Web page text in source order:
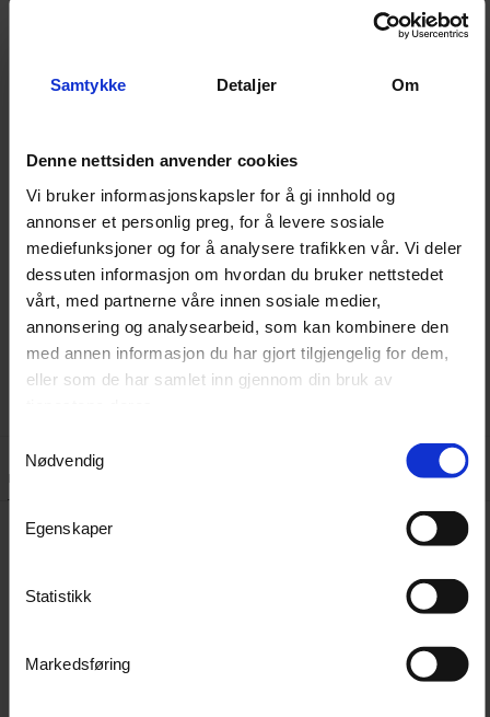
Samtykke Detaljer Om
Denne nettsiden anvender cookies
Vi bruker informasjonskapsler for å gi innhold og
annonser et personlig preg, for å levere sosiale
mediefunksjoner og for å analysere trafikken vår. Vi deler
dessuten informasjon om hvordan du bruker nettstedet
vårt, med partnerne våre innen sosiale medier,
annonsering og analysearbeid, som kan kombinere den
med annen informasjon du har gjort tilgjengelig for dem,
eller som de har samlet inn gjennom din bruk av
Nødvendig
Egenskaper
Statistikk
Markedsføring
1. Rist godt og sprøyt direkte på restene etter insekter,
du bruker den før en fullstendig vask av kjøretøyet.
3. Vanskelige insektrester kan kreve at du sprøyter to
ganger. Hvis produktet tørker, poler med en fuktig klut
sprøytet med Active Insect Remover.
Ikke bruk den på varme overflater.
Lignende produkter Spørsmål og svar: